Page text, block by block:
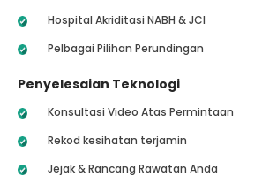
Hospital Akriditasi NABH & JCI
Pelbagai Pilihan Perundingan
Penyelesaian Teknologi
Konsultasi Video Atas Permintaan
Rekod kesihatan terjamin
Jejak & Rancang Rawatan Anda